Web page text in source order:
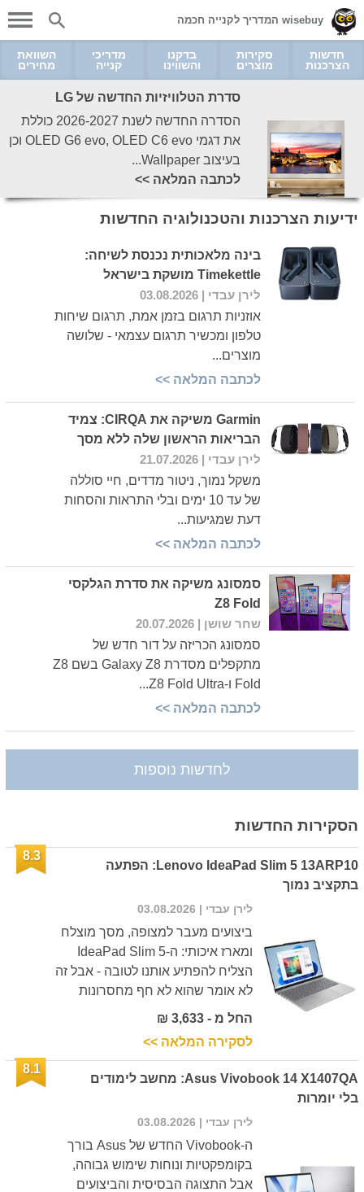
wisebuy המדריך לקנייה חכמה
חדשות
הצרכנות
סקירות
מוצרים
בדקנו
והשווינו
מדריכי
קנייה
השוואת
מחירים
סדרת הטלוויזיות החדשה של LG
הסדרה החדשה לשנת 2026-2027 כוללת
את דגמי OLED G6 evo, OLED C6 evo וכן
בעיצוב Wallpaper...
לכתבה המלאה >>
ידיעות הצרכנות והטכנולוגיה החדשות
בינה מלאכותית נכנסת לשיחה:
Timekettle מושקת בישראל
לירן עבדי | 03.08.2026
אוזניות תרגום בזמן אמת, תרגום שיחות
טלפון ומכשיר תרגום עצמאי - שלושה
מוצרים...
לכתבה המלאה >>
Garmin משיקה את CIRQA: צמיד
הבריאות הראשון שלה ללא מסך
לירן עבדי | 21.07.2026
משקל נמוך, ניטור מדדים, חיי סוללה
של עד 10 ימים ובלי התראות והסחות
דעת שמגיעות...
לכתבה המלאה >>
סמסונג משיקה את סדרת הגלקסי
Z8 Fold
שחר שושן | 20.07.2026
סמסונג הכריזה על דור חדש של
מתקפלים מסדרת Galaxy Z8 בשם Z8
Fold ו-Z8 Fold Ultra...
לכתבה המלאה >>
לחדשות נוספות
הסקירות החדשות
Lenovo IdeaPad Slim 5 13ARP10: הפתעה
בתקציב נמוך
8.3
לירן עבדי | 03.08.2026
ביצועים מעבר למצופה, מסך מוצלח
ומארז איכותי: ה-IdeaPad Slim 5
הצליח להפתיע אותנו לטובה - אבל זה
לא אומר שהוא לא חף מחסרונות
החל מ - 3,633 ₪
לסקירה המלאה >>
Asus Vivobook 14 X1407QA: מחשב לימודים
בלי יומרות
8.1
לירן עבדי | 03.08.2026
ה-Vivobook החדש של Asus בורך
בקומפקטיות ונוחות שימוש גבוהה,
אבל התצוגה הבסיסית והביצועים